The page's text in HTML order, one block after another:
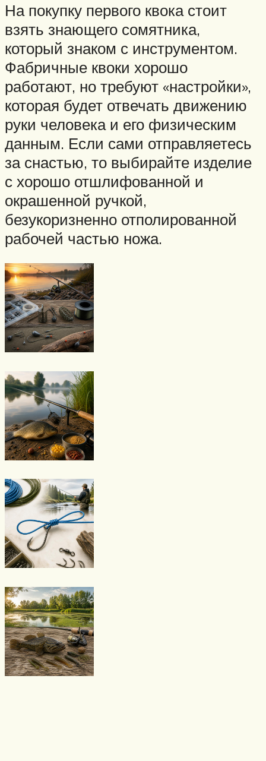
На покупку первого квока стоит
взять знающего сомятника,
который знаком с инструментом.
Фабричные квоки хорошо
работают, но требуют «настройки»,
которая будет отвечать движению
руки человека и его физическим
данным. Если сами отправляетесь
за снастью, то выбирайте изделие
с хорошо отшлифованной и
окрашенной ручкой,
безукоризненно отполированной
рабочей частью ножа.